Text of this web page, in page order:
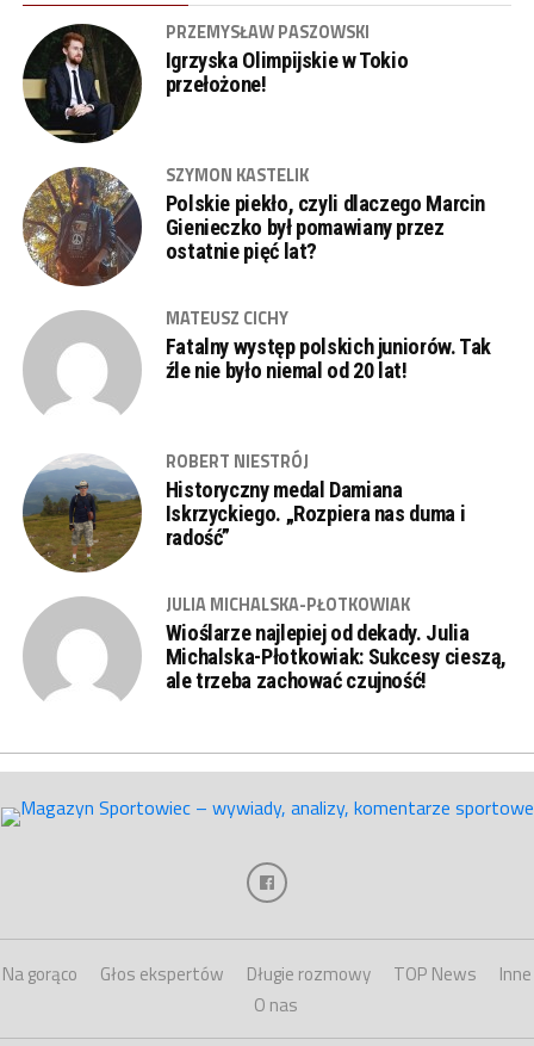
PRZEMYSŁAW PASZOWSKI
Igrzyska Olimpijskie w Tokio
przełożone!
SZYMON KASTELIK
Polskie piekło, czyli dlaczego Marcin
Gienieczko był pomawiany przez
ostatnie pięć lat?
MATEUSZ CICHY
Fatalny występ polskich juniorów. Tak
źle nie było niemal od 20 lat!
ROBERT NIESTRÓJ
Historyczny medal Damiana
Iskrzyckiego. „Rozpiera nas duma i
radość”
JULIA MICHALSKA-PŁOTKOWIAK
Wioślarze najlepiej od dekady. Julia
Michalska-Płotkowiak: Sukcesy cieszą,
ale trzeba zachować czujność!
Na gorąco Głos ekspertów Długie rozmowy TOP News
Inne
O nas